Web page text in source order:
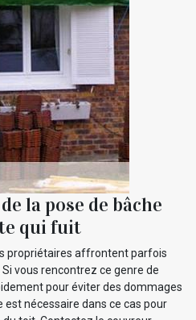
la pose de bâche
qui fuit
propriétaires affrontent parfois
vous rencontrez ce genre de
pour éviter des dommages
est nécessaire dans ce cas pour